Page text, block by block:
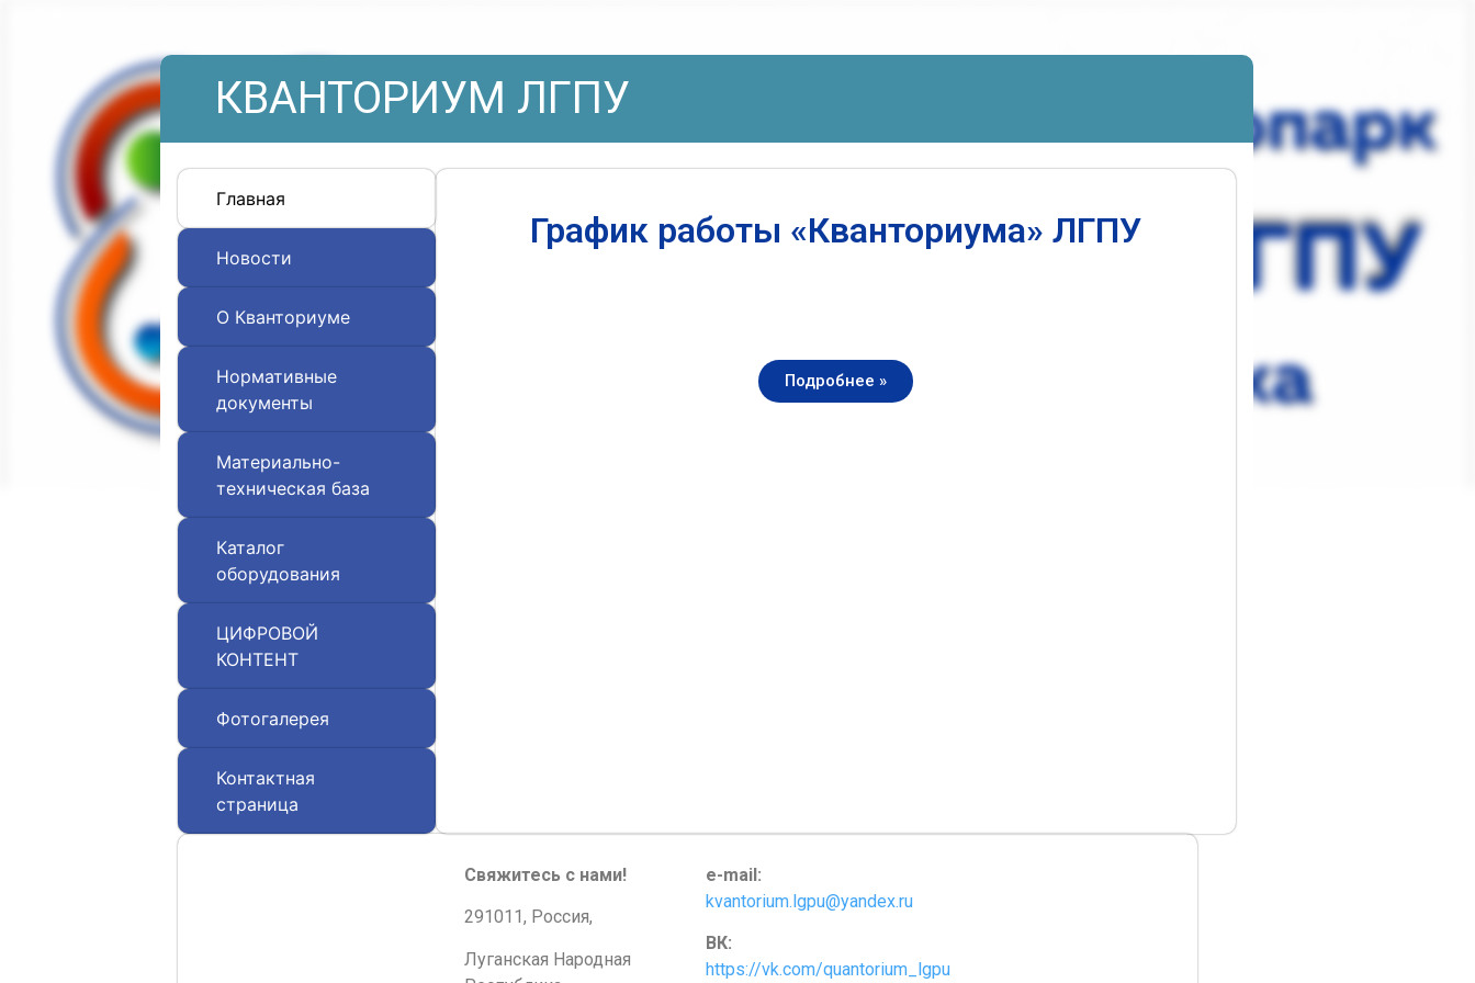
КВАНТОРИУМ ЛГПУ
Главная
Новости
О Кванториуме
Нормативные
документы
Материально-
техническая база
Каталог
оборудования
ЦИФРОВОЙ
КОНТЕНТ
Фотогалерея
Контактная
страница
График работы «Кванториума» ЛГПУ
Подробнее »
Свяжитесь с нами!
291011, Россия,
Луганская Народная
e-mail:
kvantorium.lgpu@yandex.ru
ВК:
https://vk.com/quantorium_lgpu